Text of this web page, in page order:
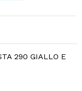
290 GIALLO E